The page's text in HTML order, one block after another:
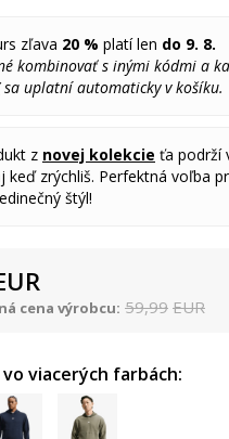
zľava 20 % platí len do 9. 8.
kombinovať s inými kódmi a
sa uplatní automaticky v košíku.
z novej kolekcie ťa podrží
keď zrýchliš. Perfektná voľba
štýl!
cena výrobcu: 59,99 EUR
vo viacerých farbách: